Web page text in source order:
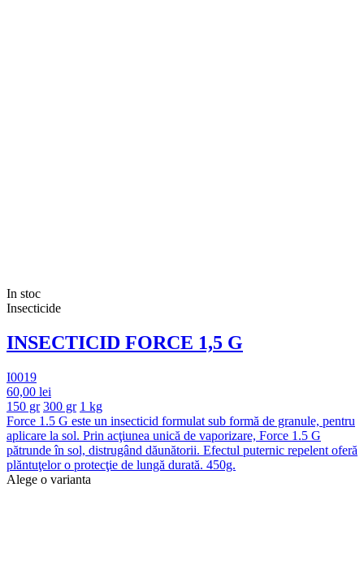
In stoc
Insecticide
INSECTICID FORCE 1,5 G
I0019
60,00 lei
150 gr 300 gr 1 kg
Force 1.5 G este un insecticid formulat sub formă de granule, pentru
aplicare la sol. Prin acţiunea unică de vaporizare, Force 1.5 G
pătrunde în sol, distrugând dăunătorii. Efectul puternic repelent oferă
plăntuţelor o protecţie de lungă durată. 450g.
Alege o varianta